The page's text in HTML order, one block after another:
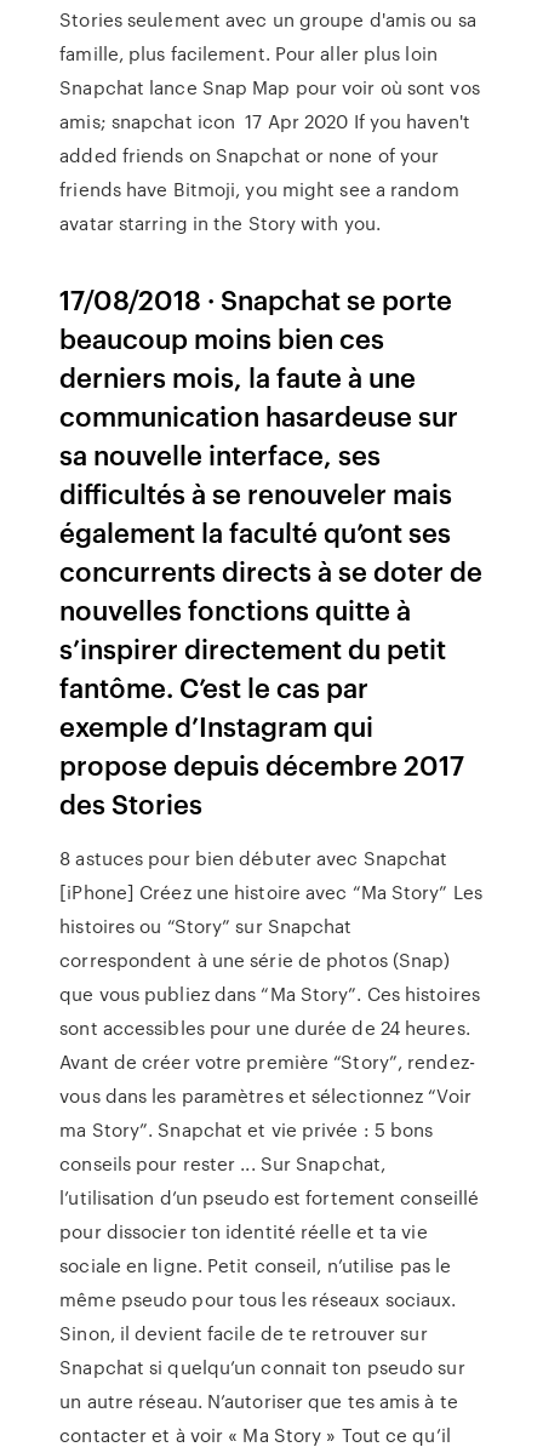
Stories seulement avec un groupe d'amis ou sa
famille, plus facilement. Pour aller plus loin
Snapchat lance Snap Map pour voir où sont vos
amis; snapchat icon 17 Apr 2020 If you haven't
added friends on Snapchat or none of your
friends have Bitmoji, you might see a random
avatar starring in the Story with you.
17/08/2018 · Snapchat se porte
beaucoup moins bien ces
derniers mois, la faute à une
communication hasardeuse sur
sa nouvelle interface, ses
difficultés à se renouveler mais
également la faculté qu’ont ses
concurrents directs à se doter de
nouvelles fonctions quitte à
s’inspirer directement du petit
fantôme. C’est le cas par
exemple d’Instagram qui
propose depuis décembre 2017
des Stories
8 astuces pour bien débuter avec Snapchat
[iPhone] Créez une histoire avec “Ma Story” Les
histoires ou “Story” sur Snapchat
correspondent à une série de photos (Snap)
que vous publiez dans “Ma Story”. Ces histoires
sont accessibles pour une durée de 24 heures.
Avant de créer votre première “Story”, rendez-
vous dans les paramètres et sélectionnez “Voir
ma Story”. Snapchat et vie privée : 5 bons
conseils pour rester ... Sur Snapchat,
l’utilisation d’un pseudo est fortement conseillé
pour dissocier ton identité réelle et ta vie
sociale en ligne. Petit conseil, n’utilise pas le
même pseudo pour tous les réseaux sociaux.
Sinon, il devient facile de te retrouver sur
Snapchat si quelqu’un connait ton pseudo sur
un autre réseau. N’autoriser que tes amis à te
contacter et à voir « Ma Story » Tout ce qu’il